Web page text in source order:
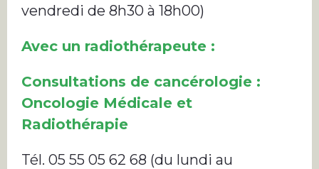
vendredi de 8h30 à 18h00)
Avec un radiothérapeute :
Consultations de cancérologie :
Oncologie Médicale et
Radiothérapie
Tél. 05 55 05 62 68 (du lundi au